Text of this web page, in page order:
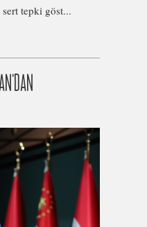
tepki göst...